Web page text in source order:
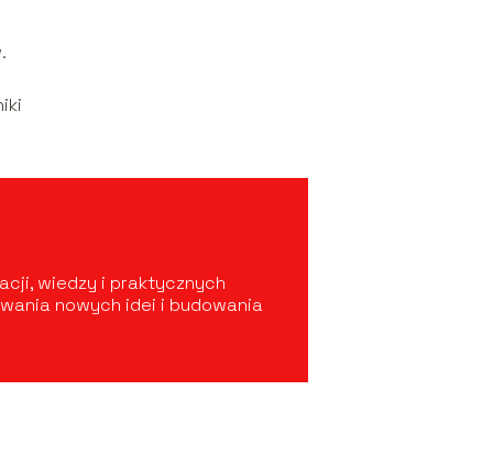
wiedzy i praktycznych
nowych idei i budowania